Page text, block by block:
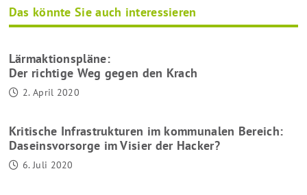
k
Das könnte Sie auch interessieren
Lärmaktionspläne:
Der richtige Weg gegen den Krach
2. April 2020
Kritische Infrastrukturen im kommunalen Bereich:
Daseinsvorsorge im Visier der Hacker?
6. Juli 2020